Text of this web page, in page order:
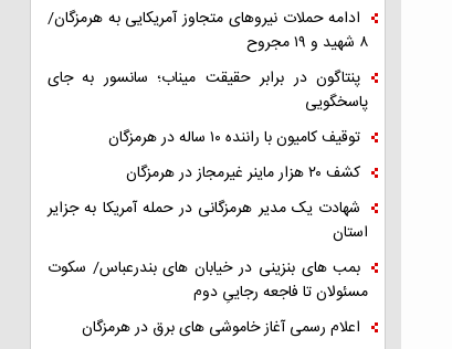
ادامه حملات نیروهای متجاوز آمریکایی به هرمزگان/
۸ شهید و ۱۹ مجروح
پنتاگون در برابر حقیقت میناب؛ سانسور به جای
پاسخگویی
توقیف کامیون با راننده ۱۰ ساله در هرمزگان
کشف ۲۰ هزار ماینر غیرمجاز در هرمزگان
شهادت یک مدیر هرمزگانی در حمله آمریکا به جزایر
استان
بمب های بنزینی در خیابان های بندرعباس/ سکوت
مسئولان تا فاجعه رجاییِ دوم
اعلام رسمی آغاز خاموشی های برق در هرمزگان